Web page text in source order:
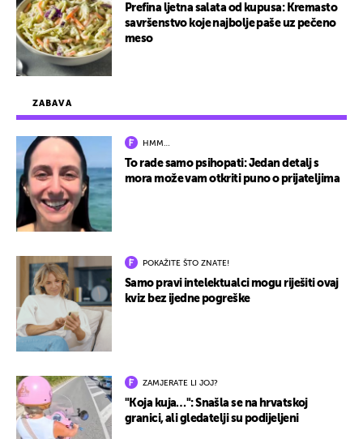
ZABAVA
HMM…
To rade samo psihopati: Jedan detalj s
mora može vam otkriti puno o prijateljima
POKAŽITE ŠTO ZNATE!
Samo pravi intelektualci mogu riješiti ovaj
kviz bez ijedne pogreške
ZAMJERATE LI JOJ?
"Koja kuja…": Snašla se na hrvatskoj
granici, ali gledatelji su podijeljeni
Prefina ljetna salata od kupusa: Kremasto
savršenstvo koje najbolje paše uz pečeno
meso